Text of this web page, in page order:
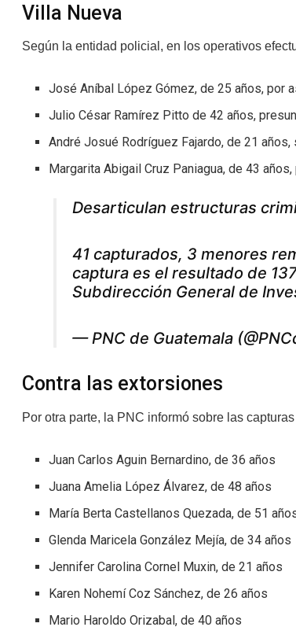
Villa Nueva
Según la entidad policial, en los operativos
José Aníbal López Gómez, de 25 años, por
Julio César Ramírez Pitto de 42 años,
André Josué Rodríguez Fajardo, de 21
Margarita Abigail Cruz Paniagua, de 43
Desarticulan estructuras
41 capturados, 3 menores
captura es el resultado de
Subdirección General de
— PNC de Guatemala
Contra las extorsiones
Por otra parte, la PNC informó sobre las
Juan Carlos Aguin Bernardino, de 36 años
Juana Amelia López Álvarez, de 48 años
María Berta Castellanos Quezada, de 51
Glenda Maricela González Mejía, de 34 años
Jennifer Carolina Cornel Muxin, de 21 años
Karen Nohemí Coz Sánchez, de 26 años
Mario Haroldo Orizabal, de 40 años